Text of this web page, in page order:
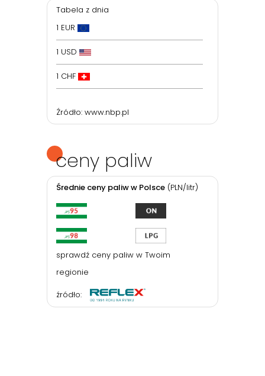
ceny paliw
Średnie ceny paliw w Polsce (PLN/litr)
sprawdź ceny paliw w Twoim
regionie
źródło:
Tabela z dnia
1 EUR
1 USD
1 CHF
Źródło: www.nbp.pl